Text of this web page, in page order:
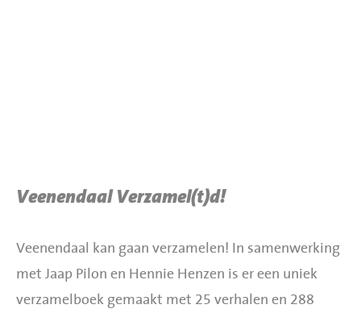
Veenendaal Verzamel(t)d!
Veenendaal kan gaan verzamelen! In samenwerking
met Jaap Pilon en Hennie Henzen is er een uniek
verzamelboek gemaakt met 25 verhalen en 288